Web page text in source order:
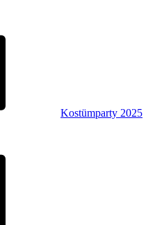
Kostümparty 2025